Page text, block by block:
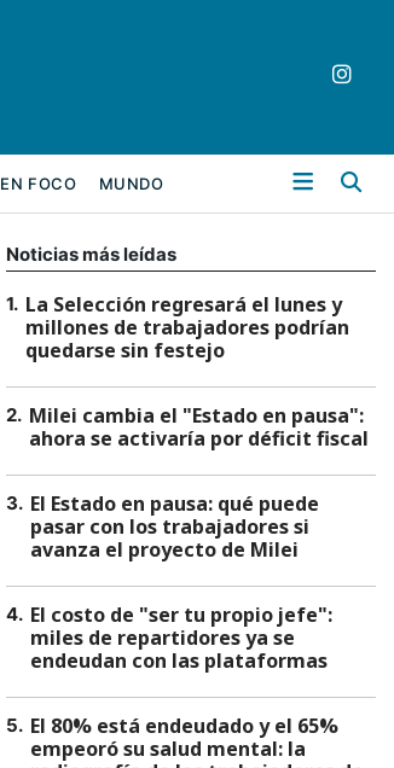
EN FOCO MUNDO
Noticias más leídas
1. La Selección regresará el lunes y
millones de trabajadores podrían
quedarse sin festejo
2. Milei cambia el "Estado en pausa":
ahora se activaría por déficit fiscal
3. El Estado en pausa: qué puede
pasar con los trabajadores si
avanza el proyecto de Milei
4. El costo de "ser tu propio jefe":
miles de repartidores ya se
endeudan con las plataformas
5. El 80% está endeudado y el 65%
empeoró su salud mental: la